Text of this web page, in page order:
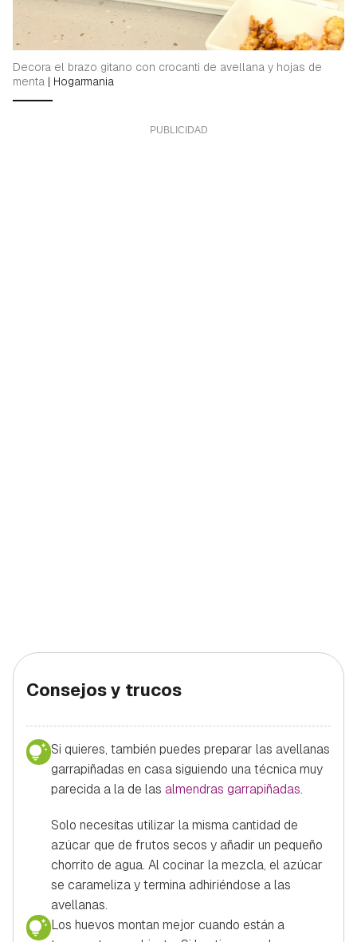
Decora el brazo gitano con crocanti de avellana y hojas de
menta | Hogarmania
Consejos y trucos
Si quieres, también puedes preparar las avellanas
garrapiñadas en casa siguiendo una técnica muy
parecida a la de las almendras garrapiñadas.
Solo necesitas utilizar la misma cantidad de
azúcar que de frutos secos y añadir un pequeño
chorrito de agua. Al cocinar la mezcla, el azúcar
se carameliza y termina adhiriéndose a las
avellanas.
Los huevos montan mejor cuando están a